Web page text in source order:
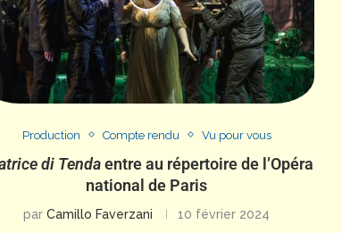
Production Compte rendu Vu pour vous
di Tendaentre au répertoire de l’Opéra
national de Paris
parCamillo Faverzani 10 février 2024